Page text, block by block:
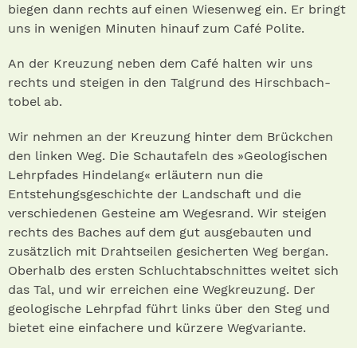
biegen dann rechts auf einen Wiesenweg ein. Er bringt
uns in wenigen Minuten hinauf zum Café Polite.
An der Kreuzung neben dem Café halten wir uns
rechts und steigen in den Talgrund des Hirschbach­
tobel ab.
Wir nehmen an der Kreuzung hinter dem Brückchen
den linken Weg. Die Schautafeln des »Geologischen
Lehrpfades Hindelang« erläutern nun die
Entstehungsgeschichte der Landschaft und die
verschiedenen Gesteine am Wegesrand. Wir steigen
rechts des Baches auf dem gut ausgebauten und
zusätzlich mit Drahtseilen gesicherten Weg bergan.
Oberhalb des ersten Schluchtabschnittes weitet sich
das Tal, und wir erreichen eine Wegkreuzung. Der
geologische Lehrpfad führt links über den Steg und
bietet eine einfachere und kürzere Wegvariante.